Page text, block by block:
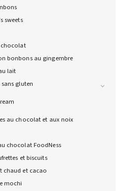
sweets
chocolat
bonbons au gingembre
lait
gluten
au chocolat et aux noix
chocolat FoodNess
et biscuits
chaud et cacao
mochi